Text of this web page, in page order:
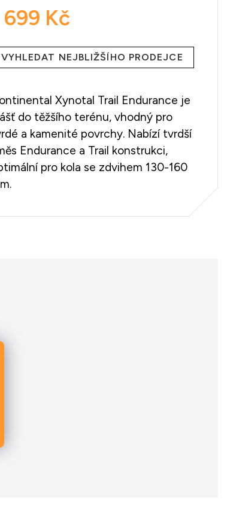
699 Kč
VYHLEDAT NEJBLIŽŠÍHO PRODEJCE
Xynotal Trail Endurance je
do těžšího terénu, vhodný pro
a kamenité povrchy. Nabízí tvrdší
Endurance a Trail konstrukci,
pro kola se zdvihem 130-160